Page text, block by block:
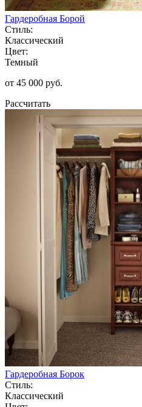
Гардеробная Борой
Стиль:
Классический
Цвет:
Темный
от 45 000 руб.
Рассчитать
Гардеробная Борок
Стиль:
Классический